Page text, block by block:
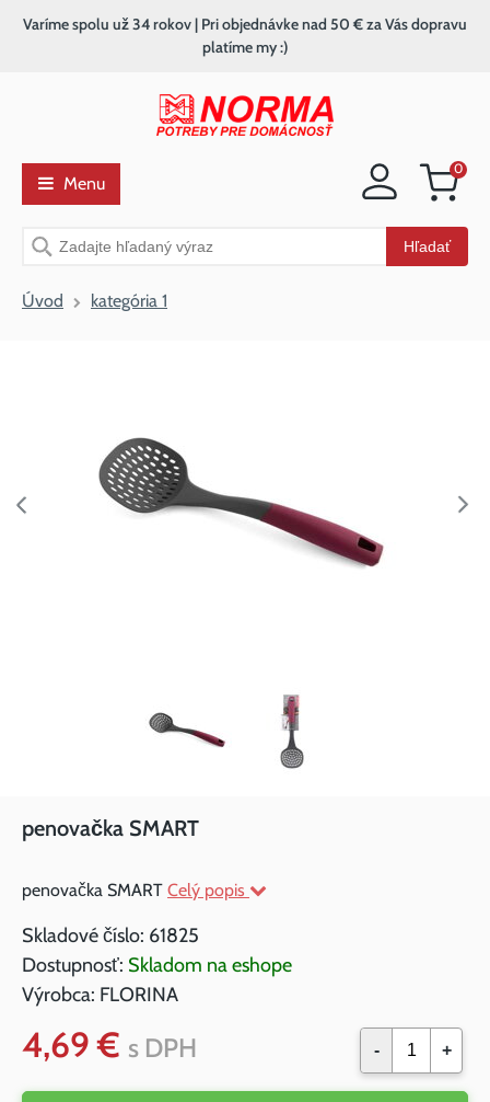
Nákupný
0
Vyhľadávanie Hľadať
Varíme spolu už 34 rokov | Pri objednávke nad 50 € za Vás dopravu
platíme my :)
Menu
Úvod kategória 1
penovačka SMART
penovačka SMART Celý popis
Skladové číslo: 61825
Dostupnosť: Skladom na eshope
Výrobca: FLORINA
4,69 € s DPH - +